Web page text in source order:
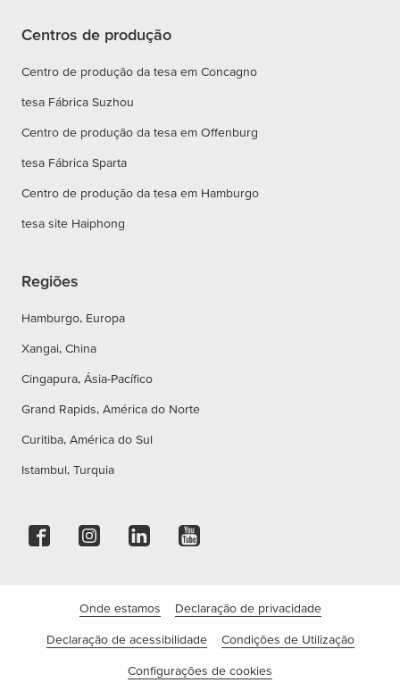
Centros de produção
Centro de produção da tesa em Concagno
tesa Fábrica Suzhou
Centro de produção da tesa em Offenburg
tesa Fábrica Sparta
Centro de produção da tesa em Hamburgo
tesa site Haiphong
Regiões
Hamburgo, Europa
Xangai, China
Cingapura, Ásia-Pacífico
Grand Rapids, América do Norte
Curitiba, América do Sul
Istambul, Turquia
Onde estamos Declaração de privacidade
Declaração de acessibilidade Condições de Utilização
Configurações de cookies